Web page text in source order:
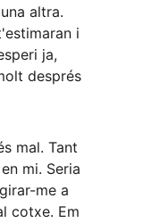
altra.
i
ja,
després
mal. Tant
mi. Seria
me a
cotxe. Em